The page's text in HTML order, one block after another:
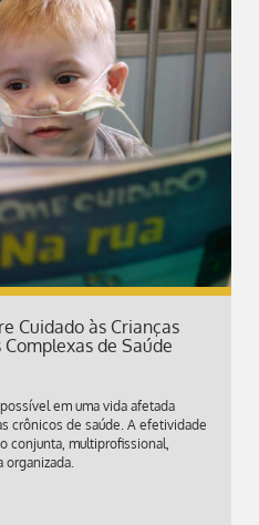
Cuidado às Crianças
de Saúde
em uma vida afetada
crônicos de saúde. A efetividade
conjunta, multiprofissional,
organizada.